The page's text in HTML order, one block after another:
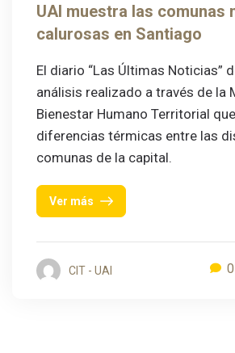
UAI muestra las comunas
calurosas en Santiago
El diario “Las Últimas Noticias”
análisis realizado a través de la
Bienestar Humano Territorial
diferencias térmicas entre las
comunas de la capital.
Ver más
CIT - UAI 0